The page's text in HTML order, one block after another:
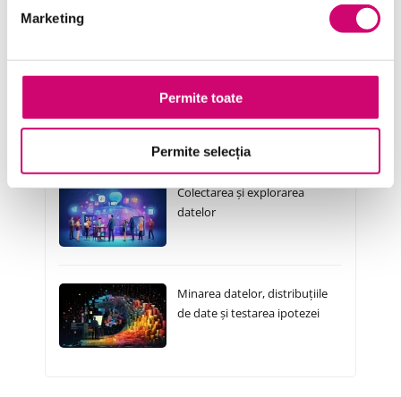
Marketing
Permite toate
Permite selecția
Corelație și regresie
Colectarea și explorarea
datelor
Minarea datelor, distribuțiile
de date și testarea ipotezei